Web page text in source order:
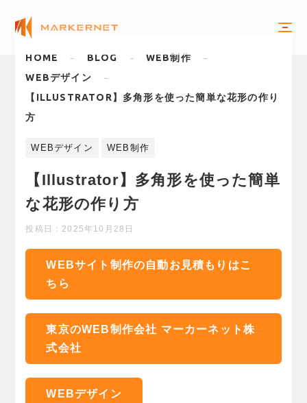
HOME BLOG
WEB制作
WEBデザイン
【ILLUSTRATOR】多角形を使った簡単な花形の作り
方
WEBデザイン WEB制作
【Illustrator】多角形を使った簡単
な花形の作り方
投稿日： 2025年10月28日
WEBサイト制作の自動お見積もりはこ
ちら
東京のWEB制作会社 マーカーネット株
式会社
WEBデザイン